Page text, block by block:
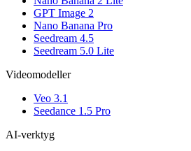
GPT Image 2
Nano Banana Pro
Seedream 4.5
Seedream 5.0 Lite
Videomodeller
Veo 3.1
Seedance 1.5 Pro
AI-verktyg